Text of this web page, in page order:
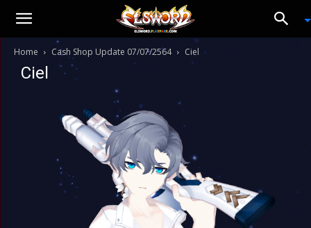
Home Cash Shop Update 07/07/2564 Ciel
Ciel